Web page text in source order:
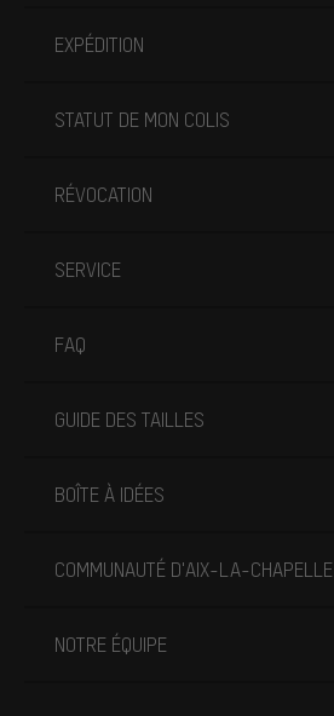
EXPÉDITION
STATUT DE MON COLIS
RÉVOCATION
SERVICE
FAQ
GUIDE DES TAILLES
BOÎTE À IDÉES
COMMUNAUTÉ D'AIX-LA-CHAPELLE
NOTRE ÉQUIPE